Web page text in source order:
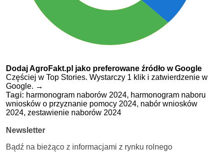
Dodaj AgroFakt.pl jako preferowane źródło w Google
Częściej w Top Stories. Wystarczy 1 klik i zatwierdzenie w
Google. →
Tagi: harmonogram naborów 2024, harmonogram naboru
wniosków o przyznanie pomocy 2024, nabór wniosków
2024, zestawienie naborów 2024
Newsletter
Bądź na bieżąco z informacjami z rynku rolnego